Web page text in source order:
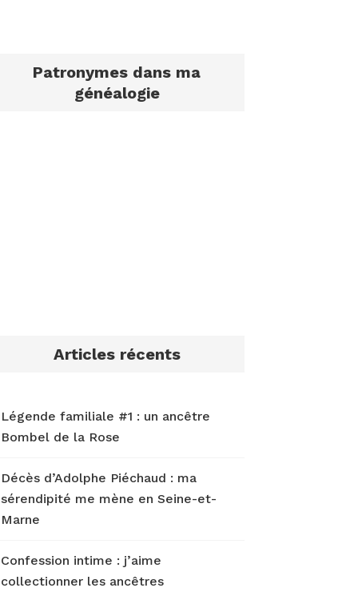
Patronymes dans ma
généalogie
Articles récents
Légende familiale #1 : un ancêtre
Bombel de la Rose
Décès d’Adolphe Piéchaud : ma
sérendipité me mène en Seine-et-
Marne
Confession intime : j’aime
collectionner les ancêtres